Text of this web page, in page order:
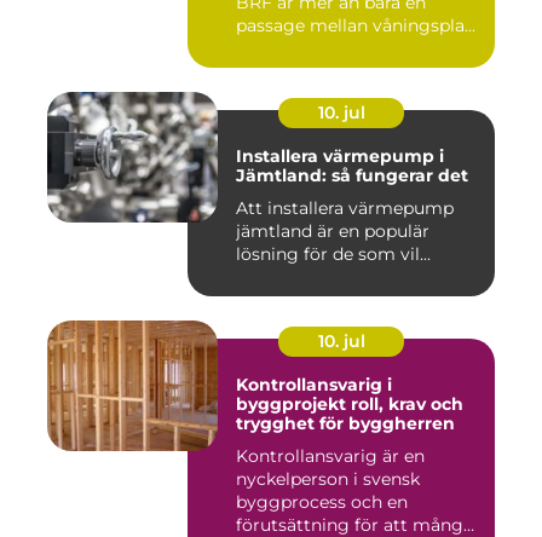
passage mellan våningspla...
10. jul
Installera värmepump i
Jämtland: så fungerar det
Att installera värmepump
jämtland är en populär
lösning för de som vil...
10. jul
Kontrollansvarig i
byggprojekt roll, krav och
trygghet för byggherren
Kontrollansvarig är en
nyckelperson i svensk
byggprocess och en
förutsättning för att många